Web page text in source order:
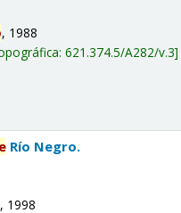
, 1988
621.374.5/A282/v.3
Río Negro.
, 1998